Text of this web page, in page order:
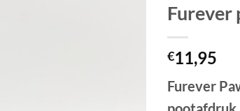
Furever
€11,95
Furever